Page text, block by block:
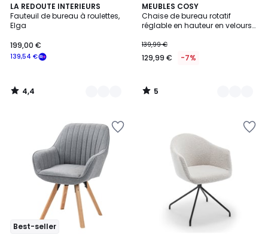
LA REDOUTE INTERIEURS
Fauteuil de bureau à roulettes,
Elga
139,54 €
199,00 €
4,4
/ 5
2
Couleurs
4,4
/
MEUBLES COSY
Chaise de bureau rotatif
réglable en hauteur en velours
139,99 €
129,99 € -7%
5
/
5
2
Couleurs
5
/
Best-seller